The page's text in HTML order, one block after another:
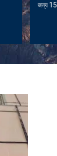
জন্য 15